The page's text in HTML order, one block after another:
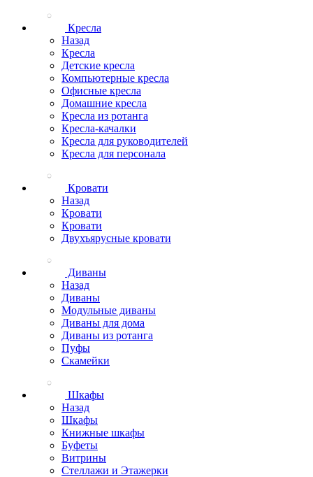
Кресла
Назад
Кресла
Детские кресла
Компьютерные кресла
Офисные кресла
Домашние кресла
Кресла из ротанга
Кресла-качалки
Кресла для руководителей
Кресла для персонала
Кровати
Назад
Кровати
Кровати
Двухъярусные кровати
Диваны
Назад
Диваны
Модульные диваны
Диваны для дома
Диваны из ротанга
Пуфы
Скамейки
Шкафы
Назад
Шкафы
Книжные шкафы
Буфеты
Витрины
Стеллажи и Этажерки